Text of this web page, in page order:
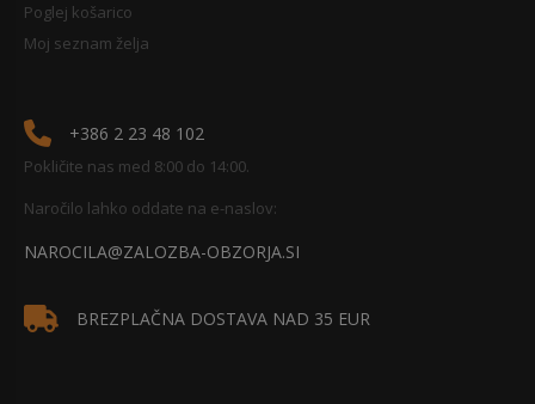
Poglej košarico
Moj seznam želja
+386 2 23 48 102
Pokličite nas med 8:00 do 14:00.
Naročilo lahko oddate na e-naslov:
NAROCILA@ZALOZBA-OBZORJA.SI
BREZPLAČNA DOSTAVA NAD 35 EUR